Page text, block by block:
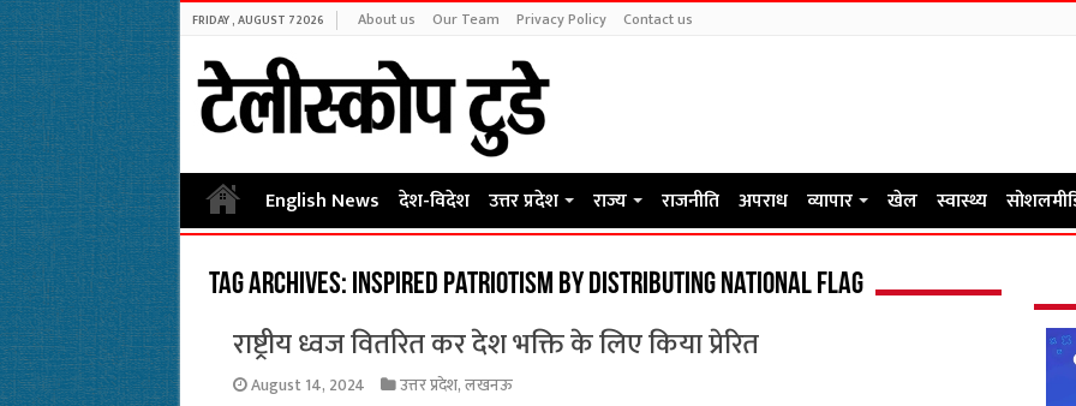
FRIDAY , AUGUST 7 2026 About us Our Team Privacy Policy Contact us
English News देश-विदेश उत्तर प्रदेश राज्य राजनीति अपराध व्यापार खेल स्वास्थ्य
Tag Archives: Inspired patriotism by distributing national flag
राष्ट्रीय ध्वज वितरित कर देश भक्ति के लिए किया प्रेरित
August 14, 2024 उत्तर प्रदेश,लखनऊ